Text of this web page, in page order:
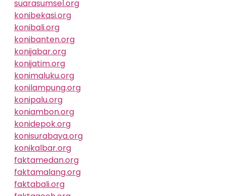
suarasumsel.org
konibekasi.org
konibali.org
konibanten.org
konijabar.org
konijatim.org
konimaluku.org
konilampung.org
konipalu.org
koniambon.org
konidepok.org
konisurabaya.org
konikalbar.org
faktamedan.org
faktamalang.org
faktabali.org